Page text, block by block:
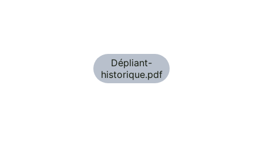
Dépliant-
historique.pdf